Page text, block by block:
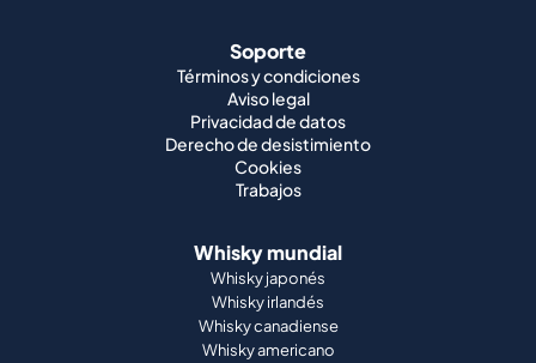
Soporte
Términos y condiciones
Aviso legal
Privacidad de datos
Derecho de desistimiento
Cookies
Trabajos
Whisky mundial
Whisky japonés
Whisky irlandés
Whisky canadiense
Whisky americano